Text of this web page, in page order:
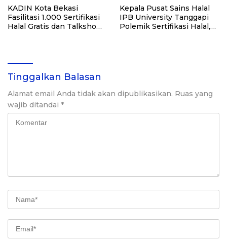
KADIN Kota Bekasi
Fasilitasi 1.000 Sertifikasi
Halal Gratis dan Talkshow
Kepala Pusat Sains Halal
IPB University Tanggapi
Polemik Sertifikasi Halal,
Tinggalkan Balasan
Alamat email Anda tidak akan dipublikasikan. Ruas yang
wajib ditandai *